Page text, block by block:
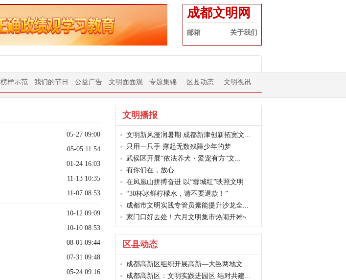
成都文明网
邮箱 关于我们
榜样示范 我们的节日 公益广告 文明面面观 专题集锦 区县动态 文明视讯
05-27 09:00
05-05 11:54
01-24 16:03
11-13 10:35
11-07 08:53
10-12 09:09
10-10 08:53
08-01 09:44
07-31 09:48
05-24 09:16
文明播报
文明新风漫润暑期 成都新津创新拓宽文...
只用一只手 撑起无数残障少年的梦
武侯区开展“依法养犬・爱宠有方”文...
有你们在，放心
在凤凰山拼搏奋进 以“蓉城红”映照文明
“30杯冰鲜柠檬水，请不要退款！”
成都市文明实践专管员素能提升沙龙全...
家门口好去处！六月文明集市热闹开摊~
区县动态
成都高新区组织开展高新—大邑两地文...
成都高新区：文明实践进园区 结对共建...